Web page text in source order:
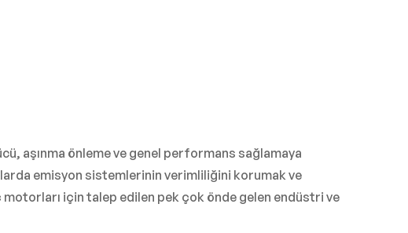
aşınma önleme ve genel performans sağlamaya
emisyon sistemlerinin verimliliğini korumak ve
için talep edilen pek çok önde gelen endüstri ve